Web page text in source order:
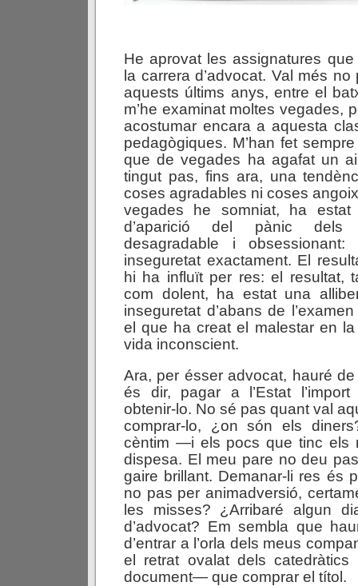
He aprovat les assignatures
la carrera d’advocat. Val més
aquests últims anys, entre el
m’he examinat moltes vegades,
acostumar encara a aquesta
pedagògiques. M’han fet
que de vegades ha agafat un
tingut pas, fins ara, una
coses agradables ni coses
vegades he somniat, ha
d’aparició del pànic dels
desagradable i
inseguretat exactament. El
hi ha influït per res: el resultat,
com dolent, ha estat una
inseguretat d’abans de
el que ha creat el malestar en
vida inconscient.
Ara, per ésser advocat, hauré
és dir, pagar a l’Estat l’import
obtenir-lo. No sé pas quant val
comprar-lo, ¿on són els
cèntim —i els pocs que tinc els
dispesa. El meu pare no deu
gaire brillant. Demanar-li res és
no pas per animadversió,
les misses? ¿Arribaré algun
d’advocat? Em sembla que
d’entrar a l’orla dels meus
el retrat ovalat dels
document— que comprar el títol.